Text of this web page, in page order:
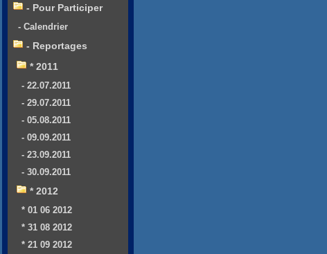
- Pour Participer
- Calendrier
- Reportages
* 2011
- 22.07.2011
- 29.07.2011
- 05.08.2011
- 09.09.2011
- 23.09.2011
- 30.09.2011
* 2012
* 01 06 2012
* 31 08 2012
* 21 09 2012